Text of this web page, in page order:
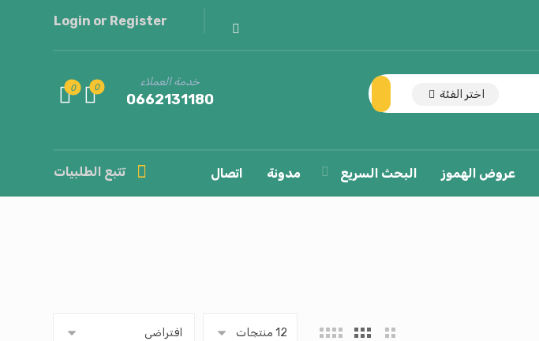
Login or Register
اختر الفئة
خدمة العملاء
0662131180
عروض الهموز البحث السريع مدونة اتصال تتبع الطلبيات